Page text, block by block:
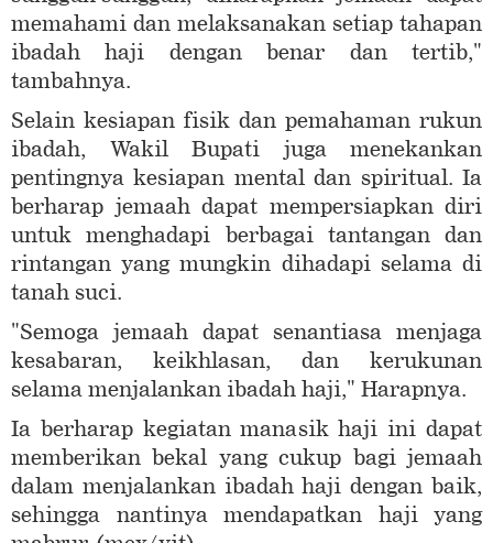
memahami dan melaksanakan setiap tahapan
ibadah haji dengan benar dan tertib,"
tambahnya.
Selain kesiapan fisik dan pemahaman rukun
ibadah, Wakil Bupati juga menekankan
pentingnya kesiapan mental dan spiritual. Ia
berharap jemaah dapat mempersiapkan diri
untuk menghadapi berbagai tantangan dan
rintangan yang mungkin dihadapi selama di
tanah suci.
"Semoga jemaah dapat senantiasa menjaga
kesabaran, keikhlasan, dan kerukunan
selama menjalankan ibadah haji," Harapnya.
Ia berharap kegiatan manasik haji ini dapat
memberikan bekal yang cukup bagi jemaah
dalam menjalankan ibadah haji dengan baik,
sehingga nantinya mendapatkan haji yang